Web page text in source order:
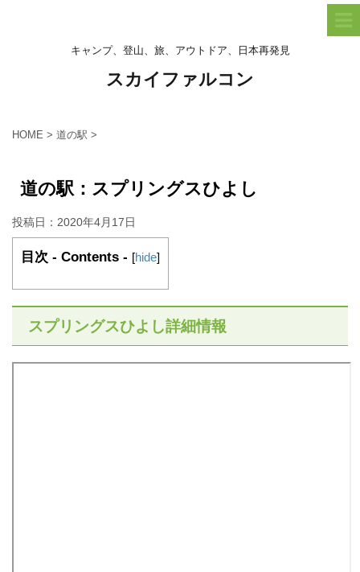
キャンプ、登山、旅、アウトドア、日本再発見
スカイファルコン
HOME > 道の駅 >
道の駅：スプリングスひよし
投稿日： 2020年4月17日
目次 - Contents - [hide]
スプリングスひよし詳細情報